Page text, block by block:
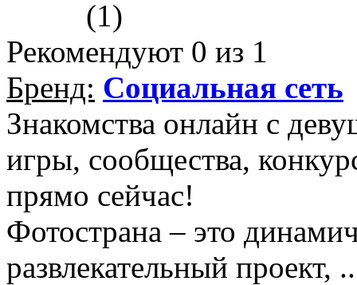
(1)
Рекомендуют 0 из 1
Бренд: Социальная сеть
Знакомства онлайн с
игры, сообщества,
прямо сейчас!
Фотоcтрана – это
развлекательный проект,